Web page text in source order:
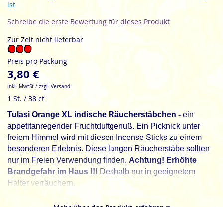
ist
Schreibe die erste Bewertung für dieses Produkt
Zur Zeit nicht lieferbar
Preis pro Packung
3,80 €
inkl. MwtSt / zzgl. Versand
1 St. / 38 ct
Tulasi Orange XL indische Räucherstäbchen - ein
appetitanregender Fruchtduftgenuß. Ein Picknick unter
freiem Himmel wird mit diesen Incense Sticks zu einem
besonderen Erlebnis. Diese langen Räucherstäbe sollten
nur im Freien Verwendung finden. Achtung! Erhöhte
Brandgefahr im Haus !!! Deshalb nur in geeignetem
Halter verräuchern.